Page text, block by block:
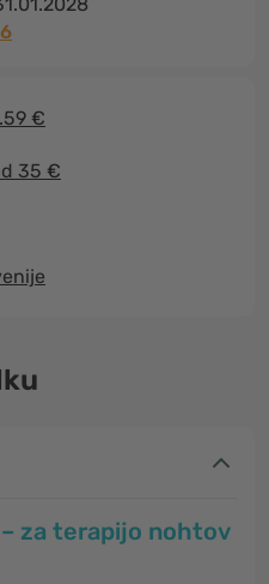
€
35 €
za terapijo nohtov